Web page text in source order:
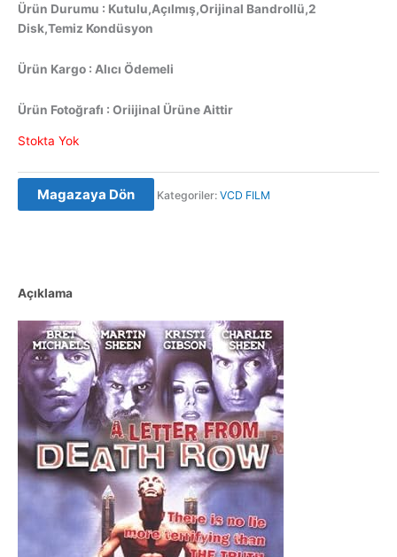
Ürün Durumu : Kutulu,Açılmış,Orijinal Bandrollü,2
Disk,Temiz Kondüsyon
Ürün Kargo : Alıcı Ödemeli
Ürün Fotoğrafı : Oriijinal Ürüne Aittir
Stokta Yok
Magazaya Dön Kategoriler: VCD FILM
Açıklama